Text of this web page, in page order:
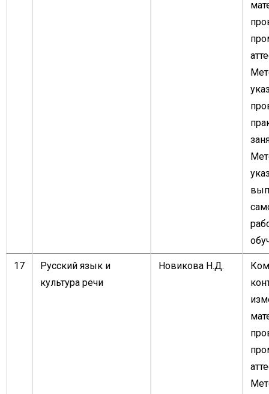
17
Русский язык и
культура речи
Новикова Н.Д.